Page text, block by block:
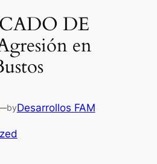
DE
en
byDesarrollos FAM